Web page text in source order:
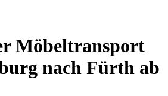
Möbeltransport
nach Fürth ab